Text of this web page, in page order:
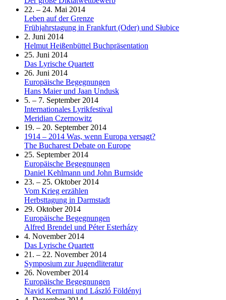
22. – 24. Mai 2014
Leben auf der Grenze
Frühjahrstagung in Frankfurt (Oder) und Słubice
2. Juni 2014
Helmut Heißenbüttel Buchpräsentation
25. Juni 2014
Das Lyrische Quartett
26. Juni 2014
Europäische Begegnungen
Hans Maier und Jaan Undusk
5. – 7. September 2014
Internationales Lyrikfestival
Meridian Czernowitz
19. – 20. September 2014
1914 – 2014 Was, wenn Europa versagt?
The Bucharest Debate on Europe
25. September 2014
Europäische Begegnungen
Daniel Kehlmann und John Burnside
23. – 25. Oktober 2014
Vom Krieg erzählen
Herbsttagung in Darmstadt
29. Oktober 2014
Europäische Begegnungen
Alfred Brendel und Péter Esterházy
4. November 2014
Das Lyrische Quartett
21. – 22. November 2014
Symposium zur Jugendliteratur
26. November 2014
Europäische Begegnungen
Navid Kermani und László Földényi